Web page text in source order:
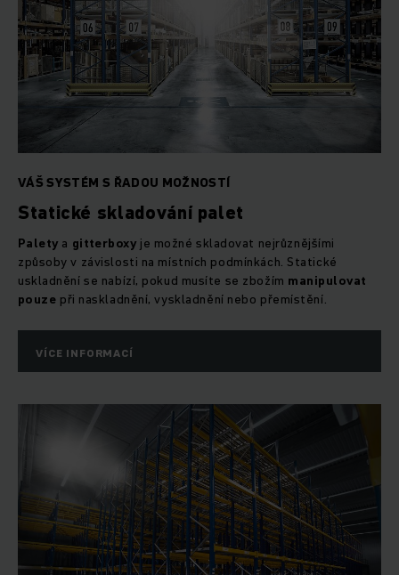
VÁŠ SYSTÉM S ŘADOU MOŽNOSTÍ
Statické skladování palet
Palety a gitterboxy je možné skladovat nejrůznějšími
způsoby v závislosti na místních podmínkách. Statické
uskladnění se nabízí, pokud musíte se zbožím manipulovat
pouze při naskladnění, vyskladnění nebo přemístění.
VÍCE INFORMACÍ